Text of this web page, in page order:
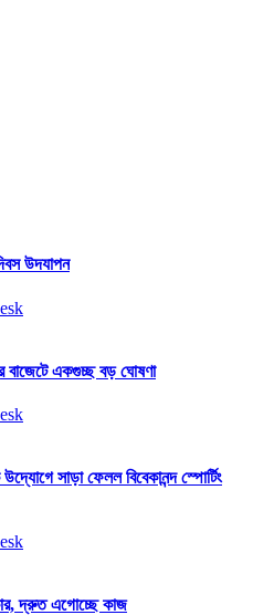
উদযাপন
বাজেটে একগুচ্ছ বড় ঘোষণা
সাড়া ফেলল বিবেকানন্দ স্পোর্টিং
দ্রুত এগোচ্ছে কাজ